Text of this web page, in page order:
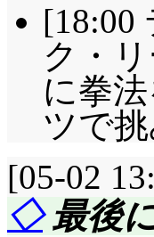
[18:00
ク・
に拳
ツで
[05-02
◇最後